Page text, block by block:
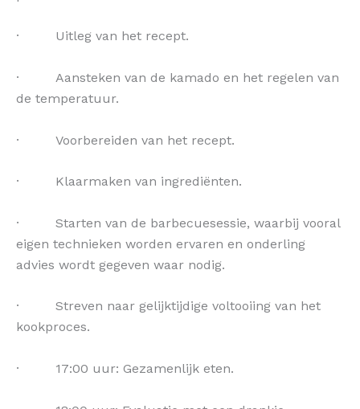
· Uitleg van het recept.
· Aansteken van de kamado en het regelen van
de temperatuur.
· Voorbereiden van het recept.
· Klaarmaken van ingrediënten.
· Starten van de barbecuesessie, waarbij vooral
eigen technieken worden ervaren en onderling
advies wordt gegeven waar nodig.
· Streven naar gelijktijdige voltooiing van het
kookproces.
· 17:00 uur: Gezamenlijk eten.